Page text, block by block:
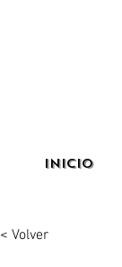
INICIO
< Volver